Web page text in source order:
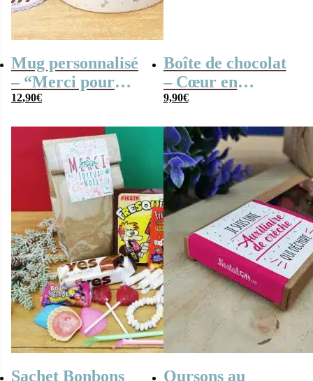
Mug personnalisé
– “Merci pour
cette année” –
Confetti – Cadeau
crèche, nounou…
12,90€
Boîte de chocolat
– Cœur en
chocolat noir et
praliné x20 –
“Pour une super
Atsem”
9,90€
Sachet Bonbons
Oursons au